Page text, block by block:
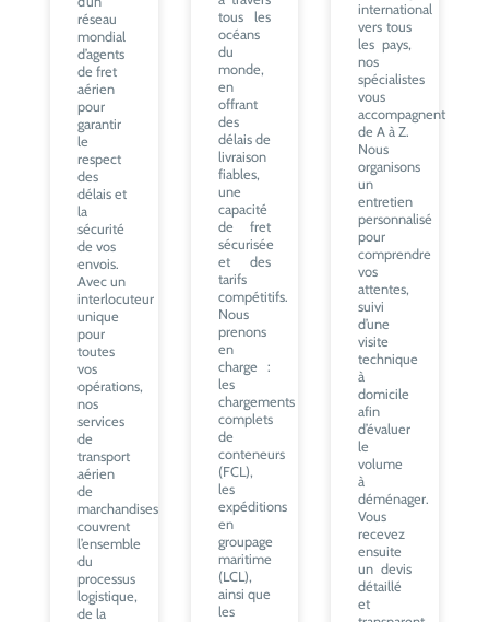
réseau
mondial
d’agents
de fret
aérien
pour
garantir
le
respect
des
délais et
la
sécurité
de vos
envois.
Avec un
interlocuteur
unique
pour
toutes
vos
opérations,
nos
services
de
transport
aérien
de
marchandises
couvrent
l’ensemble
du
processus
logistique,
de la
tous les
océans
du
monde,
en
offrant
des
délais de
livraison
fiables,
une
capacité
de fret
sécurisée
et des
tarifs
compétitifs.
Nous
prenons
en
charge :
les
chargements
complets
de
conteneurs
(FCL),
les
expéditions
en
groupage
maritime
(LCL),
ainsi que
les
international
vers tous
les pays,
nos
spécialistes
vous
accompagnent
de A à Z.
Nous
organisons
un
entretien
personnalisé
pour
comprendre
vos
attentes,
suivi
d’une
visite
technique
à
domicile
afin
d’évaluer
le
volume
à
déménager.
Vous
recevez
ensuite
un devis
détaillé
et